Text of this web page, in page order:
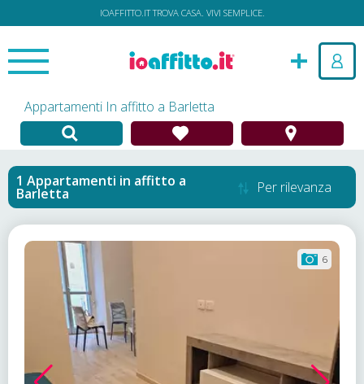
IOAFFITTO.IT TROVA CASA. VIVI SEMPLICE.
Appartamenti In affitto a Barletta
Appartamenti in affitto a
Barletta Per rilevanza
6